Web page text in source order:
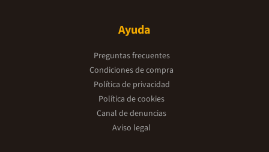
Ayuda
Preguntas frecuentes
Condiciones de compra
Política de privacidad
Política de cookies
Canal de denuncias
Aviso legal